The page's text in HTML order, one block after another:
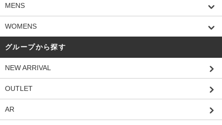
MENS
WOMENS
グループから探す
NEW ARRIVAL
OUTLET
AR